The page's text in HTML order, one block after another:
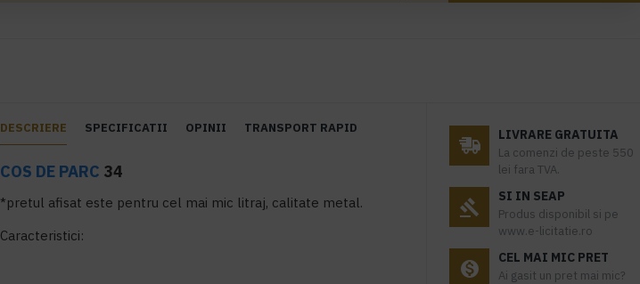
DESCRIERE SPECIFICATII OPINII TRANSPORT RAPID
COS DE PARC 34
*pretul afisat este pentru cel mai mic litraj, calitate metal.
Caracteristici:
LIVRARE GRATUITA
La comenzi de peste 550
lei fara TVA.
SI IN SEAP
Produs disponibil si pe
www.e-licitatie.ro
CEL MAI MIC PRET
Ai gasit un pret mai mic?